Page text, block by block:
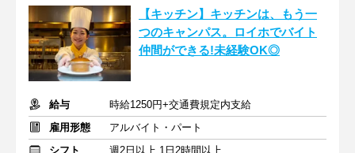
【キッチン】キッチンは、もう一
つのキャンパス。ロイホでバイト
仲間ができる!未経験OK◎
給与
時給1250円+交通費規定内支給
雇用形態
アルバイト・パート
シフト
週2日以上 1日2時間以上